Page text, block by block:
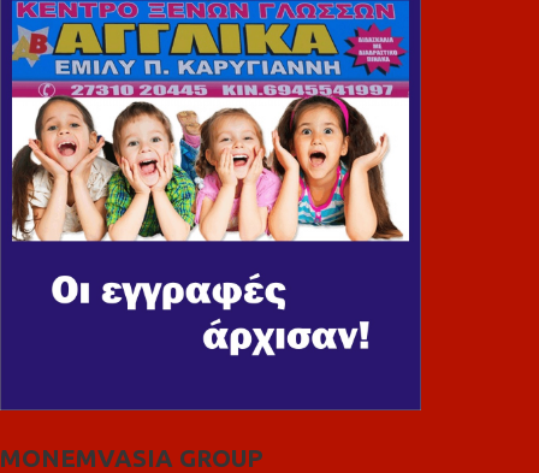
MONEMVASIA GROUP